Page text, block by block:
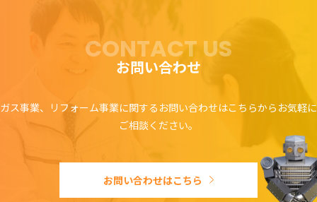
CONTACT US
お問い合わせ
ガス事業、リフォーム事業に関するお問い合わせはこちらからお気軽に
ご相談ください。
お問い合わせはこちら